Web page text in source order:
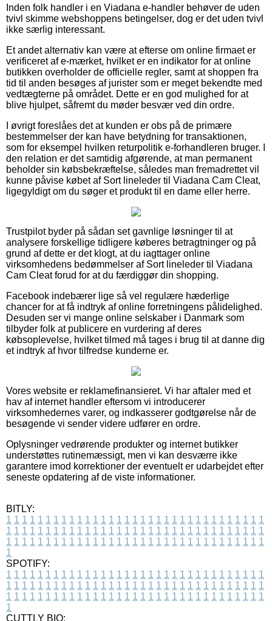
Inden folk handler i en Viadana e-handler behøver de uden
tvivl skimme webshoppens betingelser, dog er det uden tvivl
ikke særlig interessant.
Et andet alternativ kan være at efterse om online firmaet er
verificeret af e-mærket, hvilket er en indikator for at online
butikken overholder de officielle regler, samt at shoppen fra
tid til anden besøges af jurister som er meget bekendte med
vedtægterne på området. Dette er en god mulighed for at
blive hjulpet, såfremt du møder besvær ved din ordre.
I øvrigt foreslåes det at kunden er obs på de primære
bestemmelser der kan have betydning for transaktionen,
som for eksempel hvilken returpolitik e-forhandleren bruger. I
den relation er det samtidig afgørende, at man permanent
beholder sin købsbekræftelse, således man fremadrettet vil
kunne påvise købet af Sort lineleder til Viadana Cam Cleat,
ligegyldigt om du søger et produkt til en dame eller herre.
Trustpilot byder på sådan set gavnlige løsninger til at
analysere forskellige tidligere køberes betragtninger og på
grund af dette er det klogt, at du iagttager online
virksomhedens bedømmelser af Sort lineleder til Viadana
Cam Cleat forud for at du færdiggør din shopping.
Facebook indebærer lige så vel regulære hæderlige
chancer for at få indtryk af online forretningens pålidelighed.
Desuden ser vi mange online selskaber i Danmark som
tilbyder folk at publicere en vurdering af deres
købsoplevelse, hvilket tilmed må tages i brug til at danne dig
et indtryk af hvor tilfredse kunderne er.
Vores website er reklamefinansieret. Vi har aftaler med et
hav af internet handler eftersom vi introducerer
virksomhedernes varer, og indkasserer godtgørelse når de
besøgende vi sender videre udfører en ordre.
Oplysninger vedrørende produkter og internet butikker
understøttes rutinemæssigt, men vi kan desværre ikke
garantere imod korrektioner der eventuelt er udarbejdet efter
seneste opdatering af de viste informationer.
BITLY:
1 1 1 1 1 1 1 1 1 1 1 1 1 1 1 1 1 1 1 1 1 1 1 1 1 1 1 1 1 1 1 1 1
1 1 1 1 1 1 1 1 1 1 1 1 1 1 1 1 1 1 1 1 1 1 1 1 1 1 1 1 1 1 1 1 1
1 1 1 1 1 1 1 1 1 1 1 1 1 1 1 1 1 1 1 1 1 1 1 1 1 1 1 1 1 1 1 1 1
1
SPOTIFY:
1 1 1 1 1 1 1 1 1 1 1 1 1 1 1 1 1 1 1 1 1 1 1 1 1 1 1 1 1 1 1 1 1
1 1 1 1 1 1 1 1 1 1 1 1 1 1 1 1 1 1 1 1 1 1 1 1 1 1 1 1 1 1 1 1 1
1 1 1 1 1 1 1 1 1 1 1 1 1 1 1 1 1 1 1 1 1 1 1 1 1 1 1 1 1 1 1 1 1
1
CUTTLY BIO: